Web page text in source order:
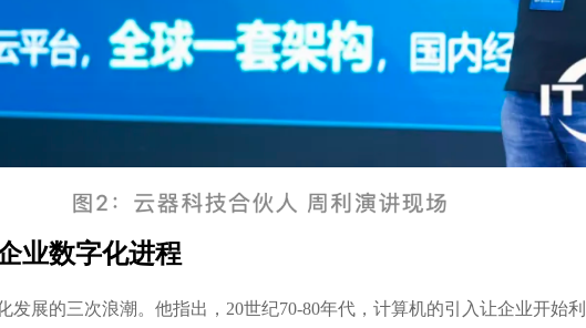
业数字化进程
发展的三次浪潮。他指出，20世纪70-80年代，计算机的引入让企业开始